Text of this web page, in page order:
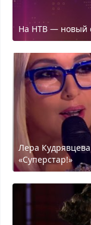
На НТВ — новый
Лера
«Суперстар!»